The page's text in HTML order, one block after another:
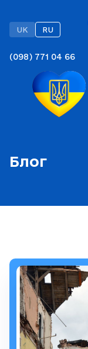
UK RU
(098) 771 04 66
Блог